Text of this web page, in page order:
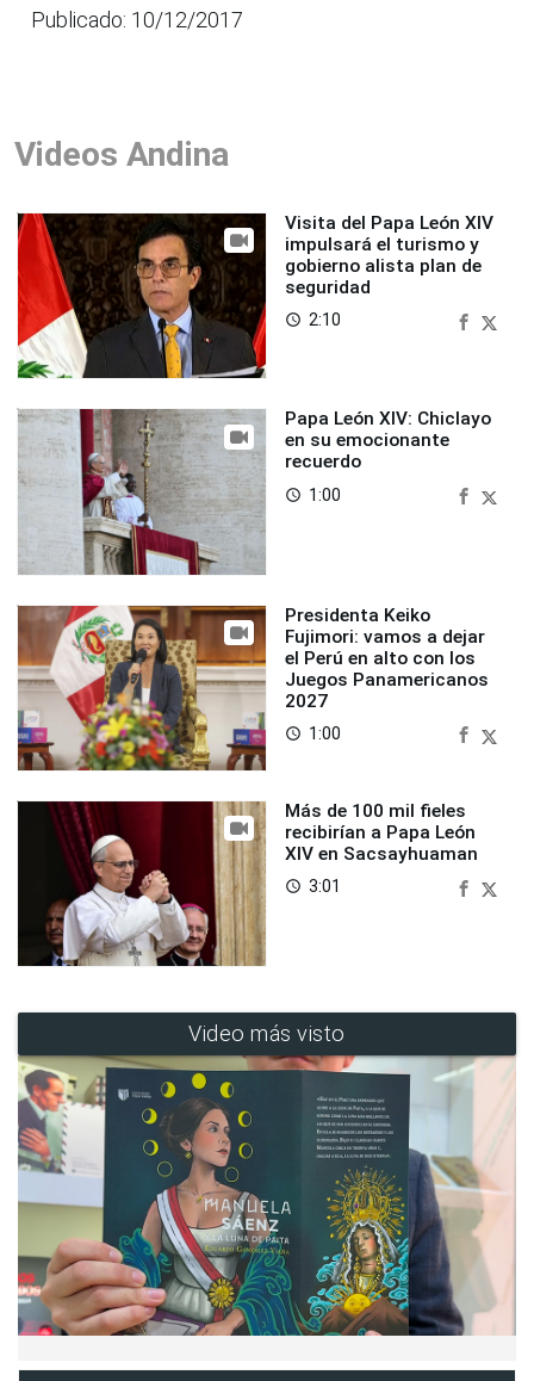
Publicado: 10/12/2017
Videos Andina
Visita del Papa León XIV
impulsará el turismo y
gobierno alista plan de
seguridad
access_time 2:10
Papa León XIV: Chiclayo
en su emocionante
recuerdo
access_time 1:00
Presidenta Keiko
Fujimori: vamos a dejar
el Perú en alto con los
Juegos Panamericanos
2027
access_time 1:00
Más de 100 mil fieles
recibirían a Papa León
XIV en Sacsayhuaman
access_time 3:01
Video más visto